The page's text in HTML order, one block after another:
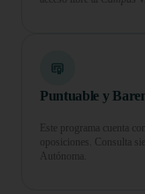
Puntuable y
Este programa cuenta
oposiciones. Consulta
Autónoma.